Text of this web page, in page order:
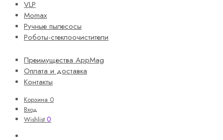
VLP
Momax
Ручные пылесосы
Роботы-стеклоочистители
Преимущества AppMag
Оплата и доставка
Контакты
Корзина 0
Вход
Wishlist 0